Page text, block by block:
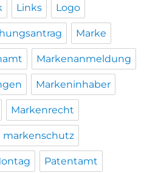
Links Logo
Marke
Markenanmeldung
Markeninhaber
Markenrecht
markenschutz
Patentamt